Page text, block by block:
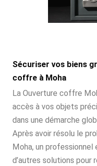
Sécuriser vos biens
coffre à Moha
La Ouverture coffre
accès à vos objets
dans une démarche
Après avoir résolu le
Moha, un
d’autres solutions